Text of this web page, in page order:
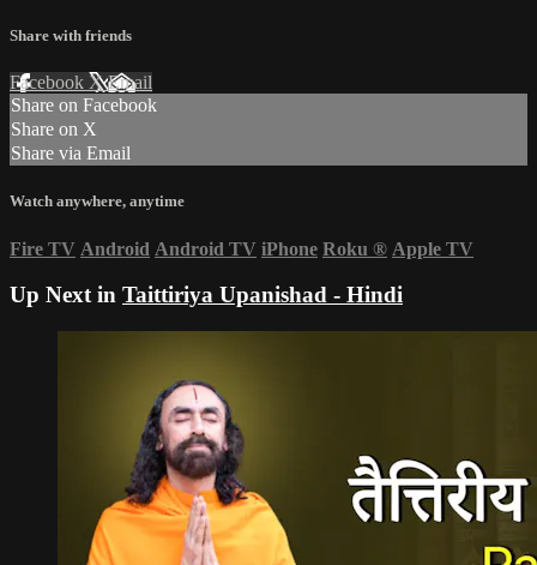
Share with friends
Facebook XEmail
Share on Facebook
Share on X
Share via Email
Watch anywhere, anytime
Fire TV Android Android TV iPhone Roku ® Apple TV
Up Next in Taittiriya Upanishad - Hindi